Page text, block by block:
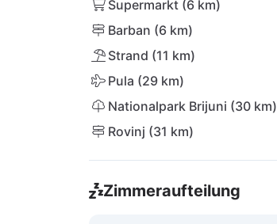
Supermarkt (6 km)
Barban (6 km)
Strand (11 km)
Pula (29 km)
Nationalpark Brijuni (30 km)
Rovinj (31 km)
Zimmeraufteilung